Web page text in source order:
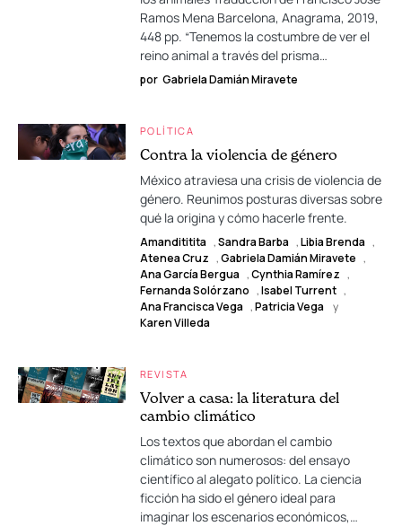
Ramos Mena Barcelona, Anagrama, 2019,
448 pp. “Tenemos la costumbre de ver el
reino animal a través del prisma…
por Gabriela Damián Miravete
POLÍTICA
Contra la violencia de género
México atraviesa una crisis de violencia de
género. Reunimos posturas diversas sobre
qué la origina y cómo hacerle frente.
Amandititita ,Sandra Barba ,Libia Brenda ,
Atenea Cruz ,Gabriela Damián Miravete ,
Ana García Bergua ,Cynthia Ramírez ,
Fernanda Solórzano ,Isabel Turrent ,
Ana Francisca Vega ,Patricia Vega
y
Karen Villeda
REVISTA
Volver a casa: la literatura del
cambio climático
Los textos que abordan el cambio
climático son numerosos: del ensayo
científico al alegato político. La ciencia
ficción ha sido el género ideal para
imaginar los escenarios económicos,…